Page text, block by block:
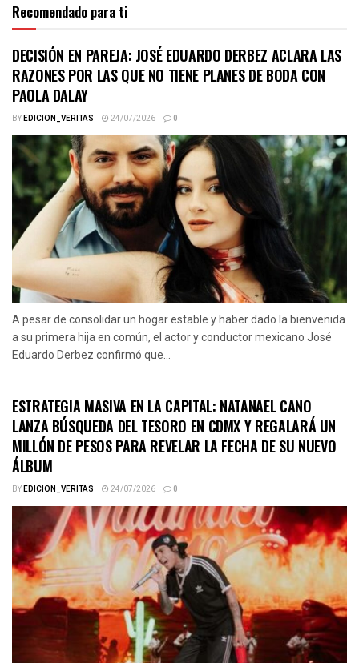
Recomendado para ti
DECISIÓN EN PAREJA: JOSÉ EDUARDO DERBEZ ACLARA LAS
RAZONES POR LAS QUE NO TIENE PLANES DE BODA CON
PAOLA DALAY
BYEDICION_VERITAS 24/07/2026 0
A pesar de consolidar un hogar estable y haber dado la bienvenida
a su primera hija en común, el actor y conductor mexicano José
Eduardo Derbez confirmó que...
ESTRATEGIA MASIVA EN LA CAPITAL: NATANAEL CANO
LANZA BÚSQUEDA DEL TESORO EN CDMX Y REGALARÁ UN
MILLÓN DE PESOS PARA REVELAR LA FECHA DE SU NUEVO
ÁLBUM
BYEDICION_VERITAS 24/07/2026 0